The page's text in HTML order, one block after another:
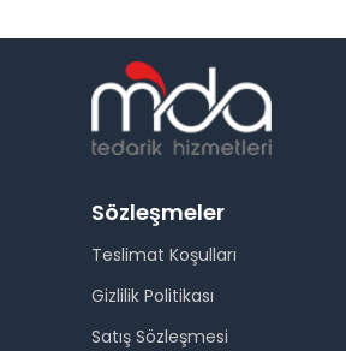
Sözleşmeler
Teslimat Koşulları
Gizlilik Politikası
Satış Sözleşmesi